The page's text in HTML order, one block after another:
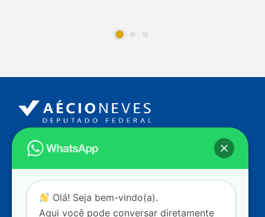
Endereço
Contato
dep.aecioneves@camara.leg.br
Olá! Seja bem-vindo(a).
Aqui você pode conversar diretamente